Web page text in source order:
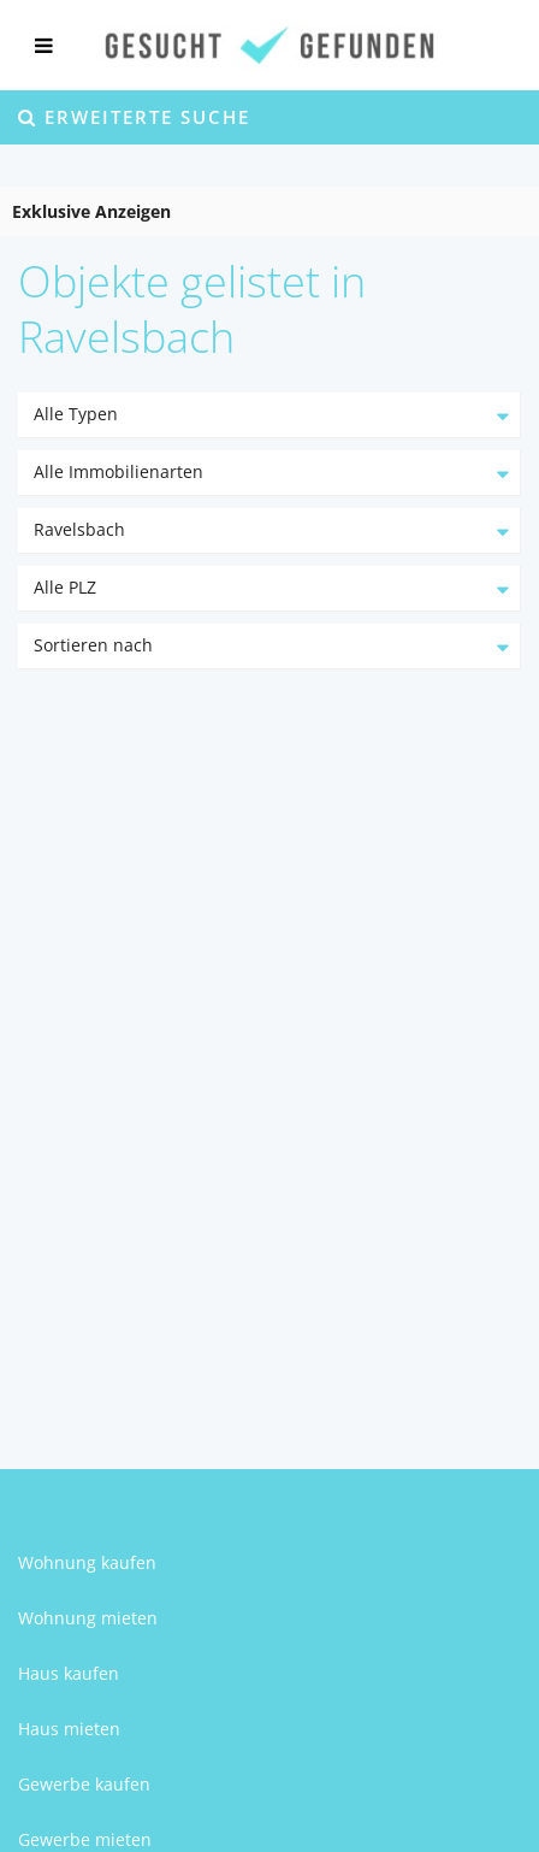
ERWEITERTE SUCHE
Exklusive Anzeigen
Objekte gelistet in
Ravelsbach
Alle Typen
Alle Immobilienarten
Ravelsbach
Alle PLZ
Sortieren nach
Wohnung kaufen
Wohnung mieten
Haus kaufen
Haus mieten
Gewerbe kaufen
Gewerbe mieten